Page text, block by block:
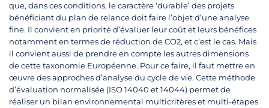
que, dans ces conditions, le caractère ‘durable’ des projets
bénéficiant du plan de relance doit faire l’objet d’une analyse
fine. Il convient en priorité d’évaluer leur coût et leurs bénéfices
notamment en termes de réduction de CO2, et c’est le cas. Mais
il convient aussi de prendre en compte les autres dimensions
de cette taxonomie Européenne. Pour ce faire, il faut mettre en
œuvre des approches d’analyse du cycle de vie. Cette méthode
d’évaluation normalisée (ISO 14040 et 14044) permet de
réaliser un bilan environnemental multicritères et multi-étapes